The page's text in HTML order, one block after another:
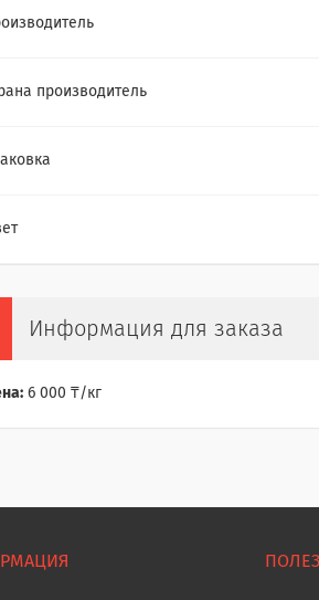
производитель
Информация для заказа
6 000 ₸/кг